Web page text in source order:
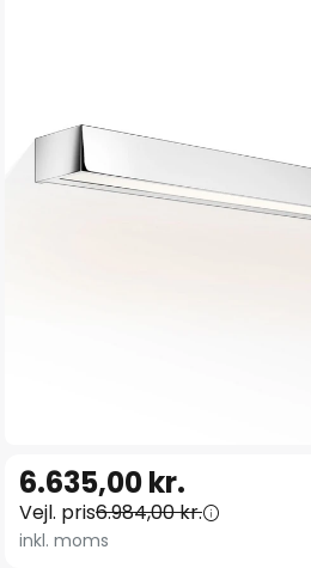
starten
af
6.635,00 kr.
Vejl. pris6.984,00 kr.
inkl. moms